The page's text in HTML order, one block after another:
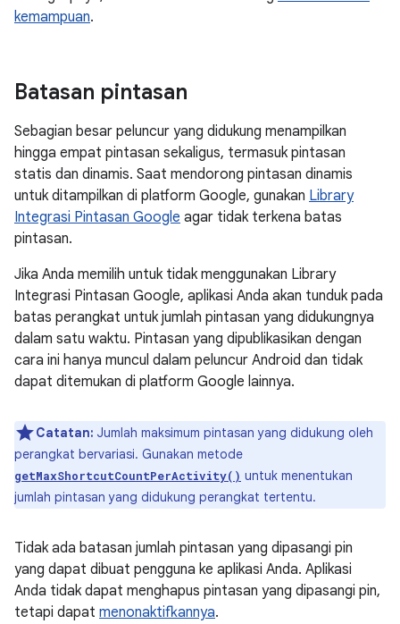
kemampuan.
Batasan pintasan
Sebagian besar peluncur yang didukung menampilkan
hingga empat pintasan sekaligus, termasuk pintasan
statis dan dinamis. Saat mendorong pintasan dinamis
untuk ditampilkan di platform Google, gunakan Library
Integrasi Pintasan Google agar tidak terkena batas
pintasan.
Jika Anda memilih untuk tidak menggunakan Library
Integrasi Pintasan Google, aplikasi Anda akan tunduk pada
batas perangkat untuk jumlah pintasan yang didukungnya
dalam satu waktu. Pintasan yang dipublikasikan dengan
cara ini hanya muncul dalam peluncur Android dan tidak
dapat ditemukan di platform Google lainnya.
Catatan: Jumlah maksimum pintasan yang didukung oleh
perangkat bervariasi. Gunakan metode
getMaxShortcutCountPerActivity() untuk menentukan
jumlah pintasan yang didukung perangkat tertentu.
Tidak ada batasan jumlah pintasan yang dipasangi pin
yang dapat dibuat pengguna ke aplikasi Anda. Aplikasi
Anda tidak dapat menghapus pintasan yang dipasangi pin,
tetapi dapat menonaktifkannya.